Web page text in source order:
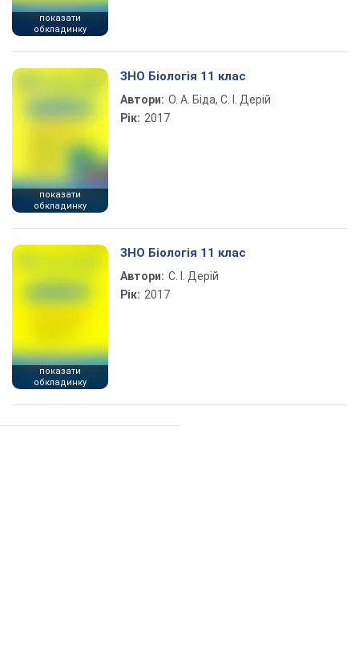
показати
обкладинку
показати
обкладинку
ЗНО Біологія 11 клас
Автори: О. А. Біда, С. І. Дерій
Рік: 2017
показати
обкладинку
ЗНО Біологія 11 клас
Автори: С. І. Дерій
Рік: 2017